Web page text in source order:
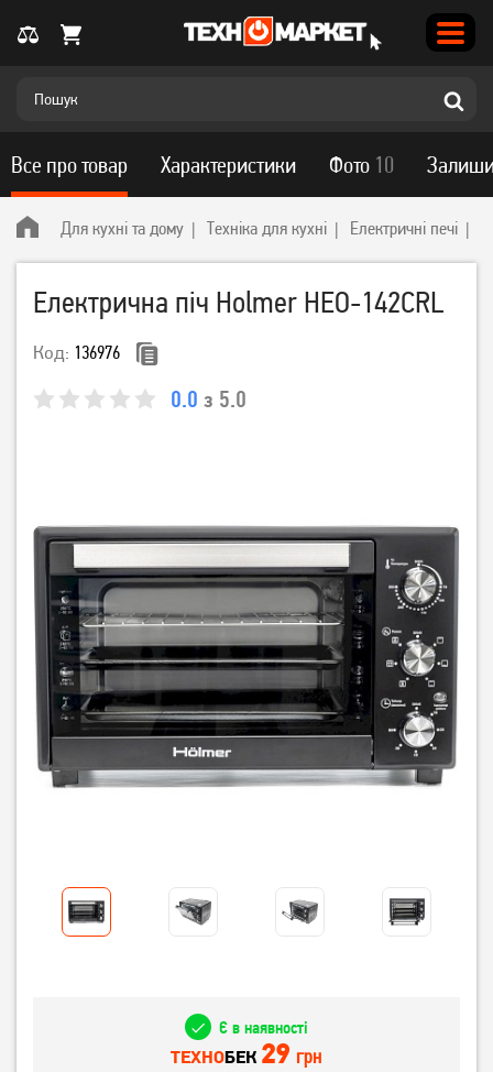
Для кухні та дому Техніка для кухні Електричні печі
Електрична піч Holmer HEO-142CRL
Код: 136976
0.0 з 5.0
Все про товар Характеристики Фото 10
Є в наявності
ТЕХНОБЕК 29 грн